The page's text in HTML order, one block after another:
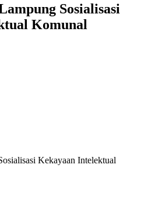
Sosialisasi
Komunal
Kekayaan Intelektual